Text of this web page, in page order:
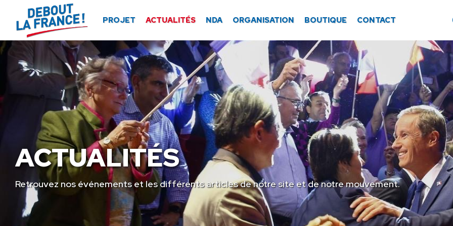
PROJET ACTUALITÉS NDA ORGANISATION BOUTIQUE CONTACT
ACTUALITÉS
Retrouvez nos événements et les différents articles de notre site et de notre mouvement.
Panneau de gestion des cookies